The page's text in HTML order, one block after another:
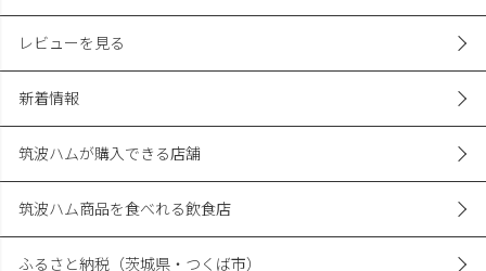
レビューを見る
新着情報
筑波ハムが購入できる店舗
筑波ハム商品を食べれる飲食店
ふるさと納税（茨城県・つくば市）